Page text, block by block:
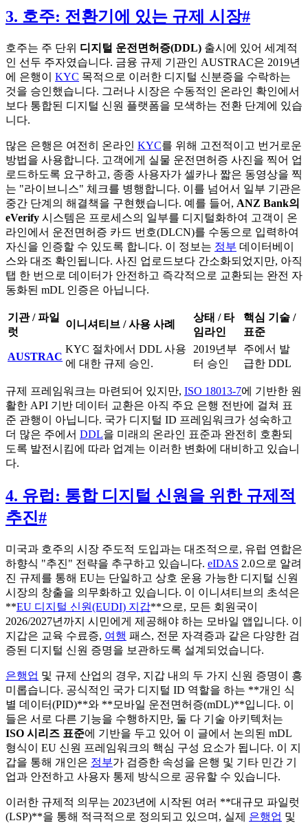
3. 호주: 전환기에 있는 규제 시장#
호주는 주 단위 디지털 운전면허증(DDL) 출시에 있어 세계적
인 선두 주자였습니다. 금융 규제 기관인 AUSTRAC은 2019년
에 은행이 KYC 목적으로 이러한 디지털 신분증을 수락하는
것을 승인했습니다. 그러나 시장은 수동적인 온라인 확인에서
보다 통합된 디지털 신원 플랫폼을 모색하는 전환 단계에 있습
니다.
많은 은행은 여전히 온라인 KYC를 위해 고전적이고 번거로운
방법을 사용합니다. 고객에게 실물 운전면허증 사진을 찍어 업
로드하도록 요구하고, 종종 사용자가 셀카나 짧은 동영상을 찍
는 "라이브니스" 체크를 병행합니다. 이를 넘어서 일부 기관은
중간 단계의 해결책을 구현했습니다. 예를 들어, ANZ Bank의
eVerify 시스템은 프로세스의 일부를 디지털화하여 고객이 온
라인에서 운전면허증 카드 번호(DLCN)를 수동으로 입력하여
자신을 인증할 수 있도록 합니다. 이 정보는 정부 데이터베이
스와 대조 확인됩니다. 사진 업로드보다 간소화되었지만, 아직
탭 한 번으로 데이터가 안전하고 즉각적으로 교환되는 완전 자
동화된 mDL 인증은 아닙니다.
기관 / 파일
럿
이니셔티브 / 사용 사례
상태 / 타
임라인
핵심 기술 /
표준
AUSTRAC
KYC 절차에서 DDL 사용
에 대한 규제 승인.
2019년부
터 승인
주에서 발
급한 DDL
규제 프레임워크는 마련되어 있지만, ISO 18013-7에 기반한 원
활한 API 기반 데이터 교환은 아직 주요 은행 전반에 걸쳐 표
준 관행이 아닙니다. 국가 디지털 ID 프레임워크가 성숙하고
더 많은 주에서 DDL을 미래의 온라인 표준과 완전히 호환되
도록 발전시킴에 따라 업계는 이러한 변화에 대비하고 있습니
다.
4. 유럽: 통합 디지털 신원을 위한 규제적
추진#
미국과 호주의 시장 주도적 도입과는 대조적으로, 유럽 연합은
하향식 "추진" 전략을 추구하고 있습니다. eIDAS 2.0으로 알려
진 규제를 통해 EU는 단일하고 상호 운용 가능한 디지털 신원
시장의 창출을 의무화하고 있습니다. 이 이니셔티브의 초석은
**EU 디지털 신원(EUDI) 지갑**으로, 모든 회원국이
2026/2027년까지 시민에게 제공해야 하는 모바일 앱입니다. 이
지갑은 교육 수료증, 여행 패스, 전문 자격증과 같은 다양한 검
증된 디지털 신원 증명을 보관하도록 설계되었습니다.
은행업 및 규제 산업의 경우, 지갑 내의 두 가지 신원 증명이 흥
미롭습니다. 공식적인 국가 디지털 ID 역할을 하는 **개인 식
별 데이터(PID)**와 **모바일 운전면허증(mDL)**입니다. 이
들은 서로 다른 기능을 수행하지만, 둘 다 기술 아키텍처는
ISO 시리즈 표준에 기반을 두고 있어 이 글에서 논의된 mDL
형식이 EU 신원 프레임워크의 핵심 구성 요소가 됩니다. 이 지
갑을 통해 개인은 정부가 검증한 속성을 은행 및 기타 민간 기
업과 안전하고 사용자 통제 방식으로 공유할 수 있습니다.
이러한 규제적 의무는 2023년에 시작된 여러 **대규모 파일럿
(LSP)**을 통해 적극적으로 정의되고 있으며, 실제 은행업 및